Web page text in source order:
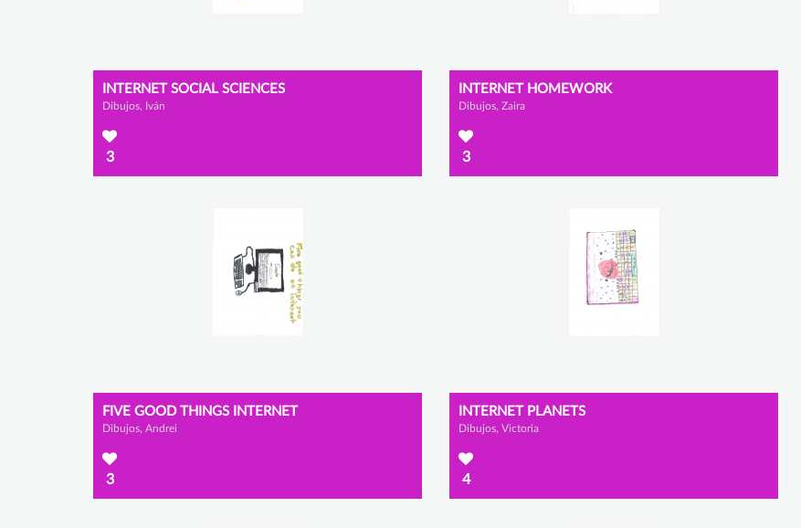
INTERNET SOCIAL SCIENCES
Dibujos, Iván
3
INTERNET HOMEWORK
Dibujos, Zaira
3
FIVE GOOD THINGS INTERNET
Dibujos, Andrei
3
INTERNET PLANETS
Dibujos, Victoria
4